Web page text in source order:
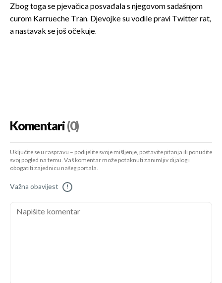
Zbog toga se pjevačica posvađala s njegovom sadašnjom
curom Karrueche Tran. Djevojke su vodile pravi Twitter rat,
a nastavak se još očekuje.
Komentari(0)
Uključite se u raspravu – podijelite svoje mišljenje, postavite pitanja ili ponudite
svoj pogled na temu. Vaš komentar može potaknuti zanimljiv dijalog i
obogatiti zajednicu našeg portala.
Važna obavijest !